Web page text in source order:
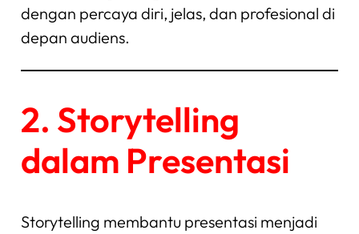
dengan percaya diri, jelas, dan profesional di
depan audiens.
2. Storytelling
dalam Presentasi
Storytelling membantu presentasi menjadi